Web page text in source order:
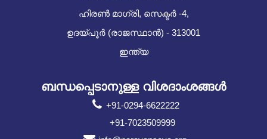
ഹിരൺ മാഗ്രി, സെക്ടർ -4,
ഉദയ്പൂർ (രാജസ്ഥാൻ) - 313001
ഇന്ത്യ
ബന്ധപ്പെടാനുള്ള വിശദാംശങ്ങൾ
+91-0294-6622222
+91-7023509999